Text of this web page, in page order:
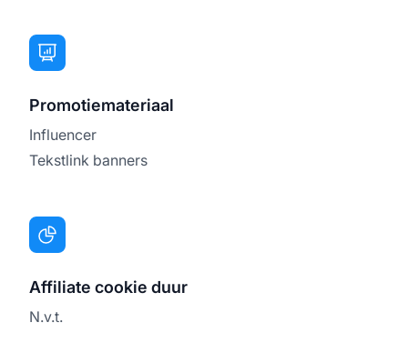
Promotiemateriaal
Influencer
Tekstlink banners
Affiliate cookie duur
N.v.t.